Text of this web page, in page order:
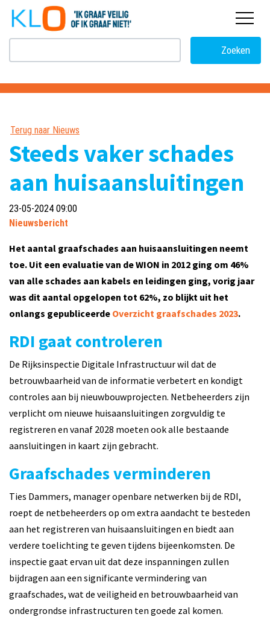
overslaan
Zoeken
Terug naar Nieuws
Steeds vaker schades
aan huisaansluitingen
23-05-2024 09:00
Nieuwsbericht
Het aantal graafschades aan huisaansluitingen neemt
toe. Uit een evaluatie van de WION in 2012 ging om 46%
van alle schades aan kabels en leidingen ging, vorig jaar
was dit aantal opgelopen tot 62%, zo blijkt uit het
onlangs gepubliceerde Overzicht graafschades 2023.
RDI gaat controleren
De Rijksinspectie Digitale Infrastructuur wil dat de
betrouwbaarheid van de informatie verbetert en kondigt
controles aan bij nieuwbouwprojecten. Netbeheerders zijn
verplicht om nieuwe huisaansluitingen zorgvuldig te
registreren en vanaf 2028 moeten ook alle bestaande
aansluitingen in kaart zijn gebracht.
Graafschades verminderen
Ties Dammers, manager openbare netwerken bij de RDI,
roept de netbeheerders op om extra aandacht te besteden
aan het registreren van huisaansluitingen en biedt aan
verdere toelichting te geven tijdens bijeenkomsten. De
inspectie gaat ervan uit dat deze inspanningen zullen
bijdragen aan een significante vermindering van
graafschades, wat de veiligheid en betrouwbaarheid van
ondergrondse infrastructuren ten goede zal komen.